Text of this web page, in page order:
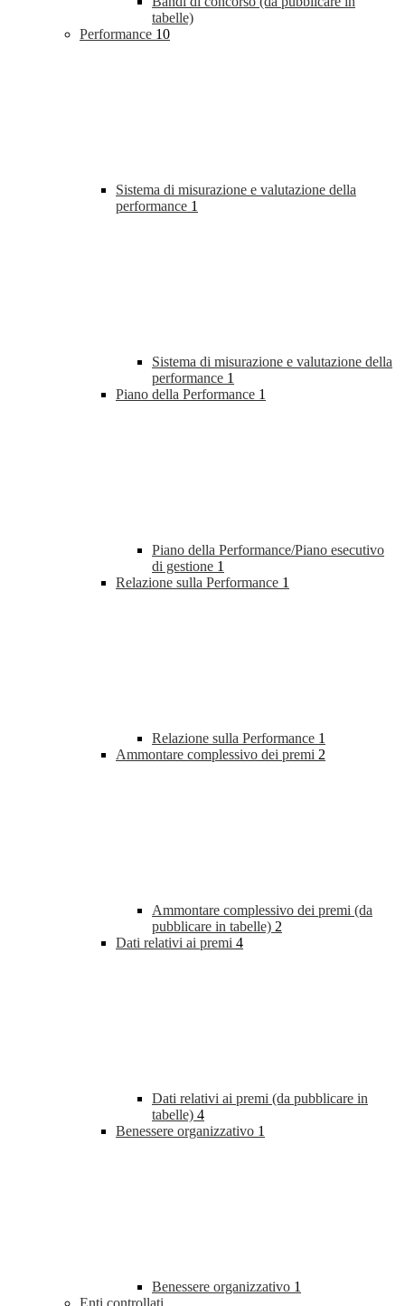
tabelle)
Performance 10
Sistema di misurazione e valutazione della
performance 1
Sistema di misurazione e valutazione della
performance 1
Piano della Performance 1
Piano della Performance/Piano esecutivo
di gestione 1
Relazione sulla Performance 1
Relazione sulla Performance 1
Ammontare complessivo dei premi 2
Ammontare complessivo dei premi (da
pubblicare in tabelle) 2
Dati relativi ai premi 4
Dati relativi ai premi (da pubblicare in
tabelle) 4
Benessere organizzativo 1
Benessere organizzativo 1